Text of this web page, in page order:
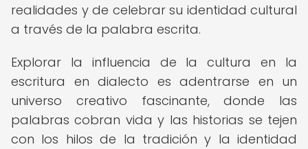
realidades y de celebrar su identidad cultural
a través de la palabra escrita.
Explorar la influencia de la cultura en la
escritura en dialecto es adentrarse en un
universo creativo fascinante, donde las
palabras cobran vida y las historias se tejen
con los hilos de la tradición y la identidad